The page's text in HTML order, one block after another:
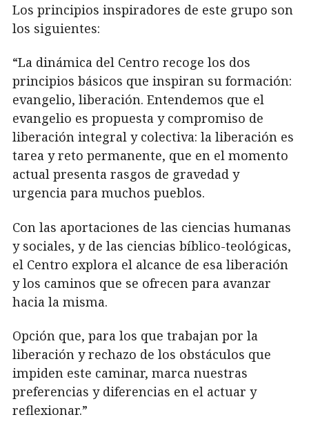
Los principios inspiradores de este grupo son
los siguientes:
“La dinámica del Centro recoge los dos
principios básicos que inspiran su formación:
evangelio, liberación. Entendemos que el
evangelio es propuesta y compromiso de
liberación integral y colectiva: la liberación es
tarea y reto permanente, que en el momento
actual presenta rasgos de gravedad y
urgencia para muchos pueblos.
Con las aportaciones de las ciencias humanas
y sociales, y de las ciencias bíblico-teológicas,
el Centro explora el alcance de esa liberación
y los caminos que se ofrecen para avanzar
hacia la misma.
Opción que, para los que trabajan por la
liberación y rechazo de los obstáculos que
impiden este caminar, marca nuestras
preferencias y diferencias en el actuar y
reflexionar.”